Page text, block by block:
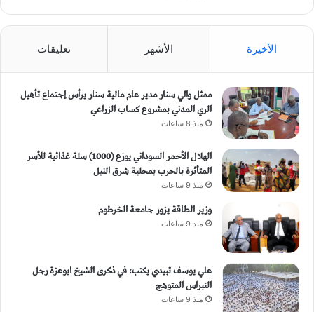
الأخيرة الأشهر تعليقات
ممثل والي سنار مدير عام مالية سنار يرأس إجتماع تأهيل
الري المدني بمشروع كساب الزراعي
منذ 8 ساعات
الهلال الأحمر السوداني يوزع (1000) سلة غذائية للأسر
المتأثرة بالحرب بمحلية شرق النيل
منذ 9 ساعات
وزير الطاقة يزور جامعة الخرطوم
منذ 9 ساعات
علي يوسف تبيدي يكتب: في ذكرى الشيخ ابوعزة رجل
النبراس المتوهج
منذ 9 ساعات